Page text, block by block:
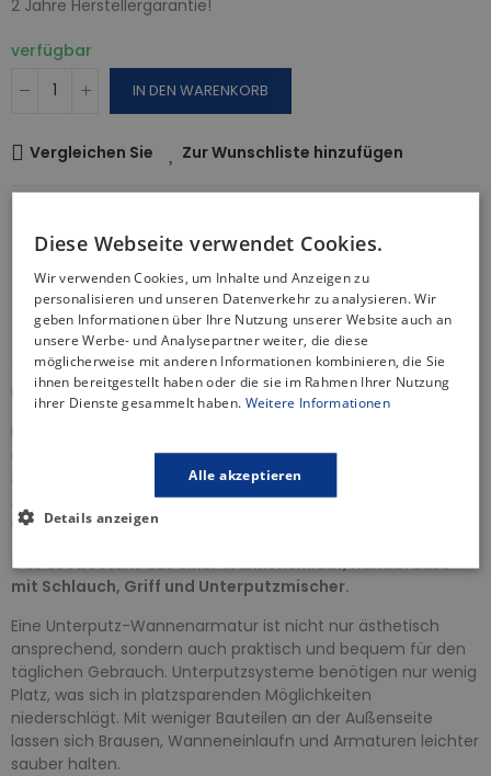
2 Jahre Herstellergarantie!
verfügbar
IN DEN WARENKORB
Vergleichen Sie Zur Wunschliste hinzufügen
Sicherheitsrichtlinie
30 Tage Rückgaberecht
Informationen zur Produktsicherheit
BESCHREIBUNG
die minimalistisches Oval-Design und Funktionalität in einem
schätzen. Dank der Unterputztechnik ist die gesamte
Armatur hinter der Wand verborgen, wodurch der Eindruck
einer einheitlichen Wandfläche entsteht.
Das Set besteht aus einer Wanneneinlauf, Handbrause
mit Schlauch, Griff und Unterputzmischer.
Eine Unterputz-Wannenarmatur ist nicht nur ästhetisch
ansprechend, sondern auch praktisch und bequem für den
täglichen Gebrauch. Unterputzsysteme benötigen nur wenig
Platz, was sich in platzsparenden Möglichkeiten
niederschlägt. Mit weniger Bauteilen an der Außenseite
lassen sich Brausen, Wanneneinlaufn und Armaturen leichter
sauber halten.
Diese Webseite verwendet Cookies.
Wir verwenden Cookies, um Inhalte und Anzeigen zu
personalisieren und unseren Datenverkehr zu analysieren. Wir
geben Informationen über Ihre Nutzung unserer Website auch an
unsere Werbe- und Analysepartner weiter, die diese
möglicherweise mit anderen Informationen kombinieren, die Sie
ihnen bereitgestellt haben oder die sie im Rahmen Ihrer Nutzung
ihrer Dienste gesammelt haben. Weitere Informationen
Alle akzeptieren
Details anzeigen